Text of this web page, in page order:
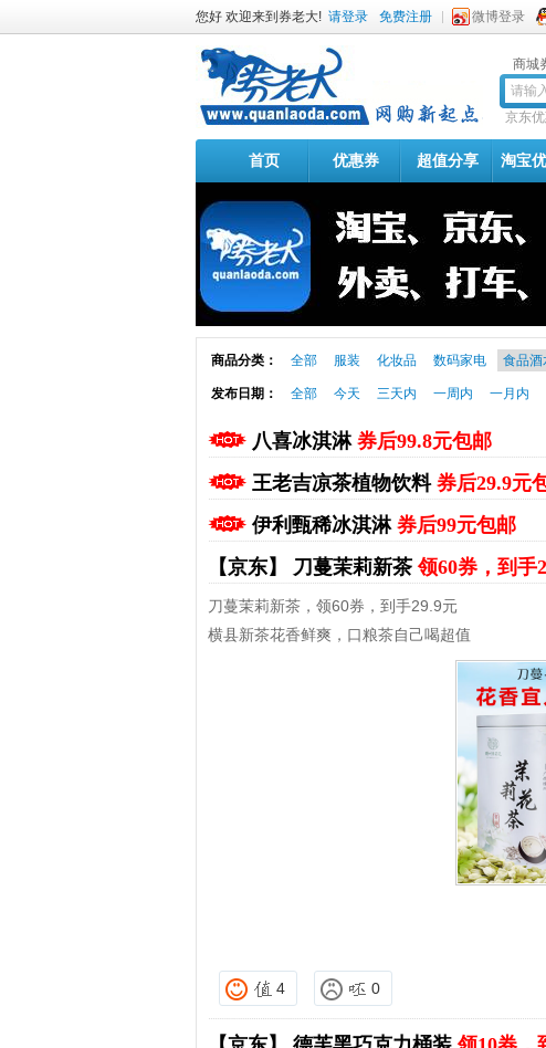
您好 欢迎来到券老大! 请登录 免费注册 微博登录
商城
京东
首页 优惠券 超值分享 淘宝
商品分类： 全部 服装 化妆品 数码家电 食品酒
发布日期： 全部 今天 三天内 一周内 一月内
八喜冰淇淋 券后99.8元包邮
王老吉凉茶植物饮料 券后29.9元
伊利甄稀冰淇淋 券后99元包邮
【京东】 刀蔓茉莉新茶领60券，到手
刀蔓茉莉新茶，领60券，到手29.9元
横县新茶花香鲜爽，口粮茶自己喝超值
4 0
淘宝优惠券+淘宝返利